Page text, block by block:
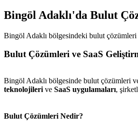
Bingöl Adaklı'da Bulut
Bingöl Adaklı bölgesindeki bulut
Bulut Çözümleri ve SaaS
Bingöl Adaklı bölgesinde bulut çözümleri
teknolojileri ve SaaS uygulamaları,
Bulut Çözümleri Nedir?